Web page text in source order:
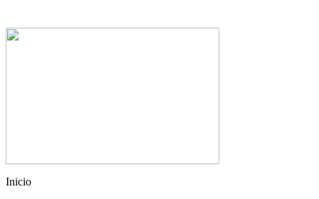
Inicio